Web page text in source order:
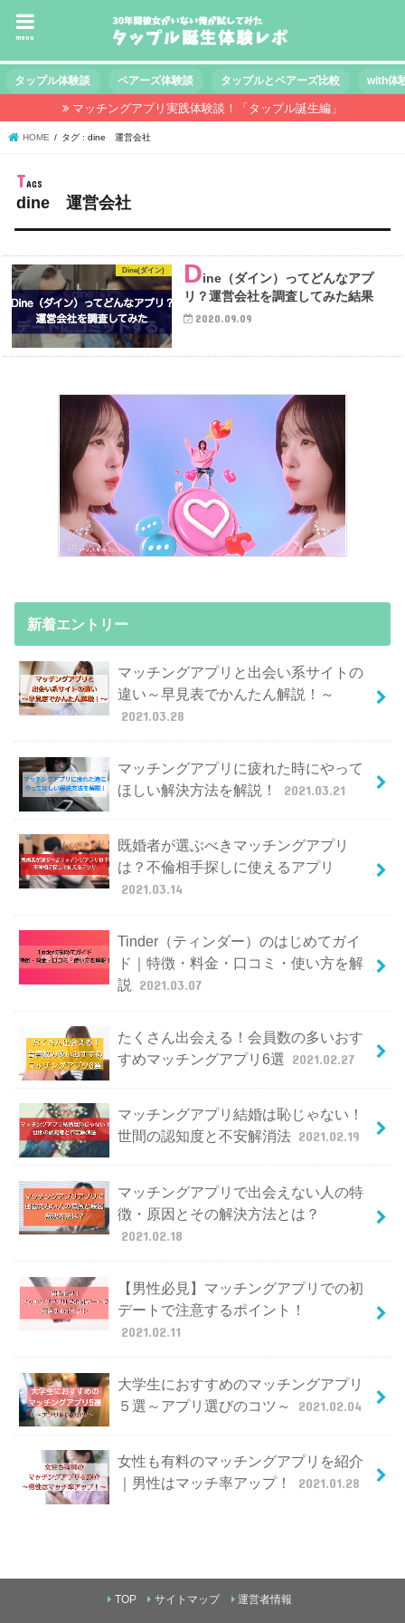
menu
タップル体験談 ペアーズ体験談 タップルとペアーズ比較 with体
マッチングアプリ実践体験談！「タップル誕生編」
HOME タグ : dine 運営会社
dine 運営会社
Dine(ダイン) Dine（ダイン）ってどんなアプ
リ？運営会社を調査してみた結果
2020.09.09
新着エントリー
マッチングアプリと出会い系サイトの
違い～早見表でかんたん解説！～
2021.03.28
マッチングアプリに疲れた時にやって
ほしい解決方法を解説！
2021.03.21
既婚者が選ぶべきマッチングアプリ
は？不倫相手探しに使えるアプリ
2021.03.14
Tinder（ティンダー）のはじめてガイ
ド｜特徴・料金・口コミ・使い方を解
説
2021.03.07
たくさん出会える！会員数の多いおす
すめマッチングアプリ6選 2021.02.27
マッチングアプリ結婚は恥じゃない！
世間の認知度と不安解消法 2021.02.19
マッチングアプリで出会えない人の特
徴・原因とその解決方法とは？
2021.02.18
【男性必見】マッチングアプリでの初
デートで注意するポイント！
2021.02.11
大学生におすすめのマッチングアプリ
５選～アプリ選びのコツ～
2021.02.04
女性も有料のマッチングアプリを紹介
｜男性はマッチ率アップ！
2021.01.28
TOP サイトマップ 運営者情報